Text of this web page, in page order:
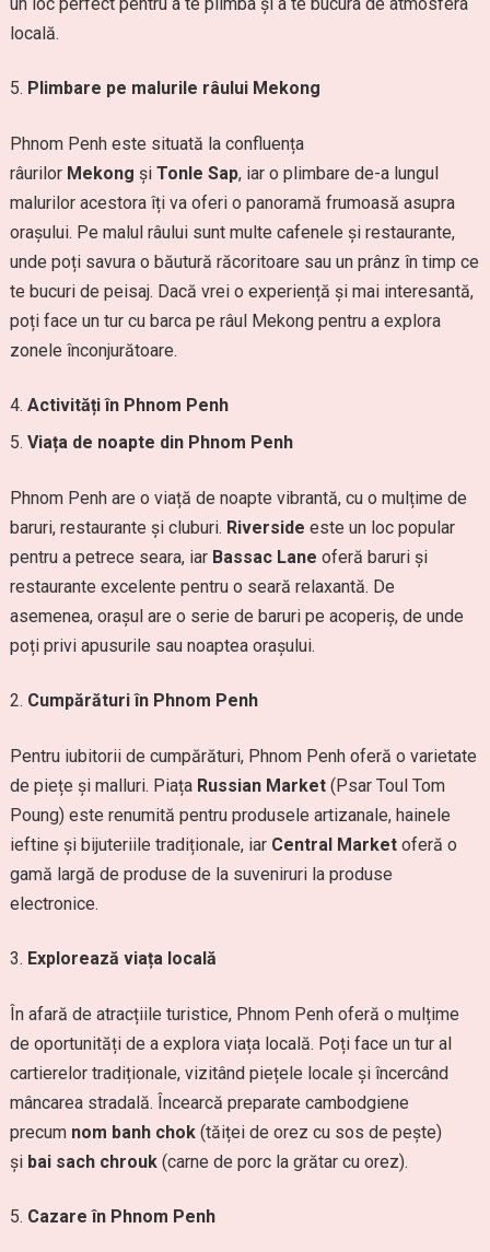
locală.
Plimbare pe malurile râului Mekong
Phnom Penh este situată la confluența
râurilor Mekong și Tonle Sap, iar o plimbare de-a lungul
malurilor acestora îți va oferi o panoramă frumoasă asupra
orașului. Pe malul râului sunt multe cafenele și restaurante,
unde poți savura o băutură răcoritoare sau un prânz în timp ce
te bucuri de peisaj. Dacă vrei o experiență și mai interesantă,
poți face un tur cu barca pe râul Mekong pentru a explora
zonele înconjurătoare.
Activități în Phnom Penh
Viața de noapte din Phnom Penh
Phnom Penh are o viață de noapte vibrantă, cu o mulțime de
baruri, restaurante și cluburi. Riverside este un loc popular
pentru a petrece seara, iar Bassac Lane oferă baruri și
restaurante excelente pentru o seară relaxantă. De
asemenea, orașul are o serie de baruri pe acoperiș, de unde
poți privi apusurile sau noaptea orașului.
Cumpărături în Phnom Penh
Pentru iubitorii de cumpărături, Phnom Penh oferă o varietate
de piețe și malluri. Piața Russian Market(Psar Toul Tom
Poung) este renumită pentru produsele artizanale, hainele
ieftine și bijuteriile tradiționale, iar Central Marketoferă o
gamă largă de produse de la suveniruri la produse
electronice.
Explorează viața locală
În afară de atracțiile turistice, Phnom Penh oferă o mulțime
de oportunități de a explora viața locală. Poți face un tur al
cartierelor tradiționale, vizitând piețele locale și încercând
mâncarea stradală. Încearcă preparate cambodgiene
precum nom banh chok(tăiței de orez cu sos de pește)
și bai sach chrouk(carne de porc la grătar cu orez).
Cazare în Phnom Penh